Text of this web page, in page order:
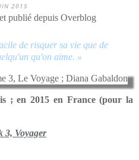
2015
publié depuis Overblog
de risquer sa vie que de
qu'on aime. »
; en 2015 en France (pour la
3, Voyager